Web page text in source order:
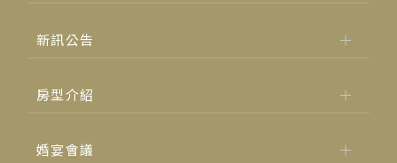
新訊公告
房型介紹
婚宴會議